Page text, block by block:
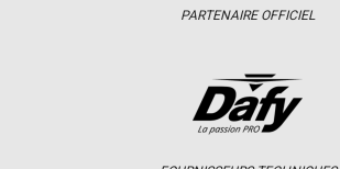
PARTENAIRE OFFICIEL